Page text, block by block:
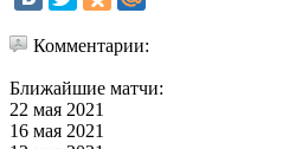
Комментарии:
Ближайшие матчи:
22 мая 2021
16 мая 2021